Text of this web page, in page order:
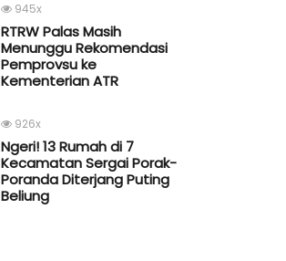
945x
RTRW Palas Masih
Menunggu Rekomendasi
Pemprovsu ke
Kementerian ATR
926x
Ngeri! 13 Rumah di 7
Kecamatan Sergai Porak-
Poranda Diterjang Puting
Beliung